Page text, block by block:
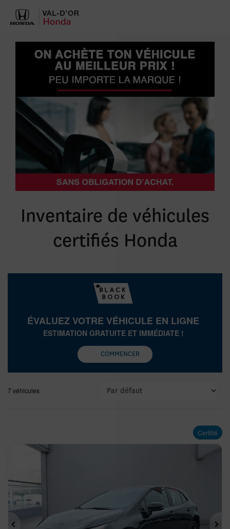
Inventaire de véhicules
certifiés Honda
ÉVALUEZ VOTRE VÉHICULE EN LIGNE
ESTIMATION GRATUITE ET IMMÉDIATE !
COMMENCER
7 véhicules
Certifié